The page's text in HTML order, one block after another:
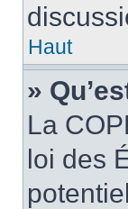
Haut
»
La
loi des